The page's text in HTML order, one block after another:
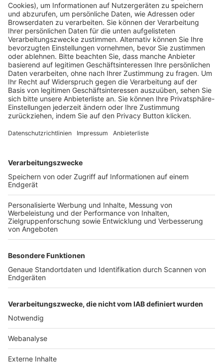
Pässe und Vereinswechsel
Trainerausbildung
Schulungsangebot Vereinsmitarbeiter
BFV-Geschäftsstellen
Trainerbörse
Login SpielPlus
FOLGE DEM BFV
TOP-VEREINE
TOP-PARTNER
Nutzungsbedingungen Datenschutz Impressum